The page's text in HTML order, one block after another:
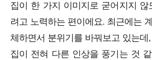
집이 한 가지 이미지로 굳어지지
려고 노력하는 편이에요. 최근에는
체하면서 분위기를 바꿔보고 있는데
집이 전혀 다른 인상을 풍기는 것